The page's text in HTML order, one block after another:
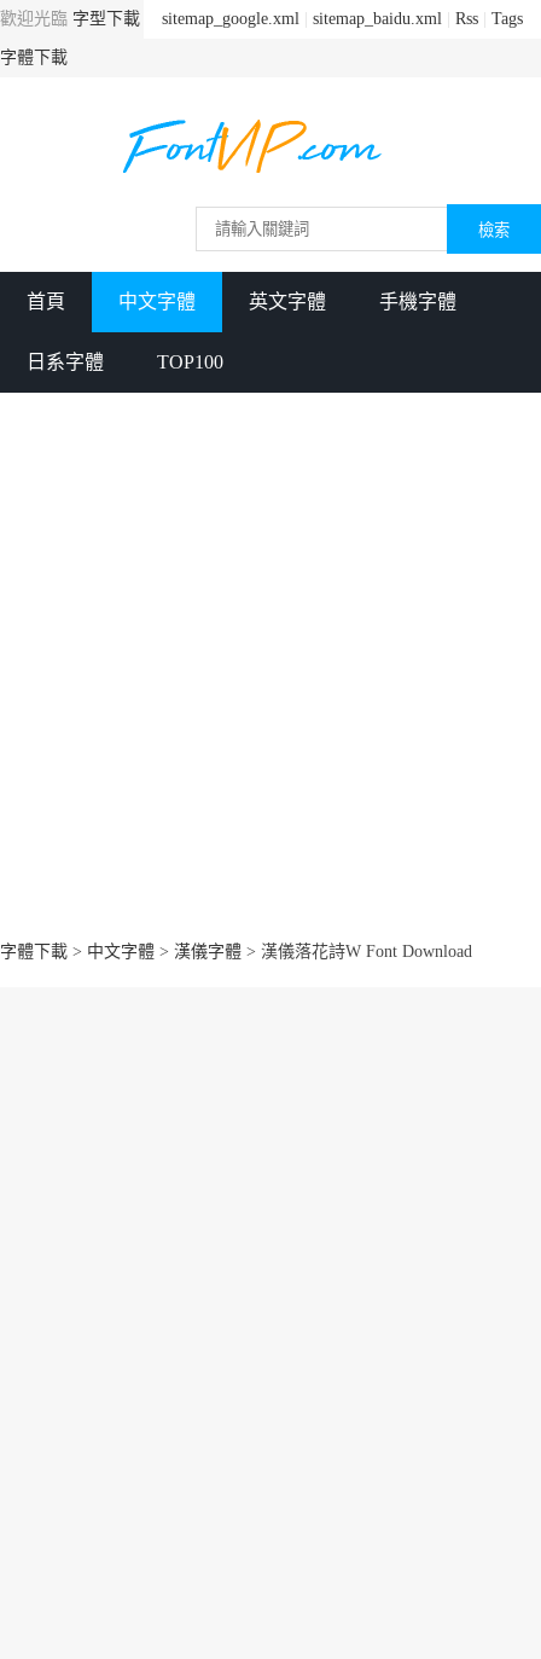
sitemap_google.xml sitemap_baidu.xml Rss Tags
歡迎光臨 字型下載
字體下載
首頁 中文字體 英文字體 手機字體
日系字體 TOP100
字體下載 > 中文字體 > 漢儀字體 > 漢儀落花詩W Font Download